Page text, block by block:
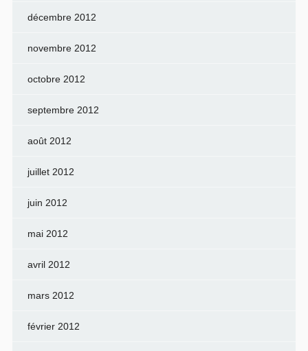
décembre 2012
novembre 2012
octobre 2012
septembre 2012
août 2012
juillet 2012
juin 2012
mai 2012
avril 2012
mars 2012
février 2012